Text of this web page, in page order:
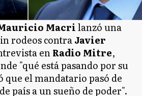
Macrilanzó una
rodeos contraJavier
enRadio Mitre,
"qué está pasando por su
que el mandatario pasó de
país a un sueño de poder".